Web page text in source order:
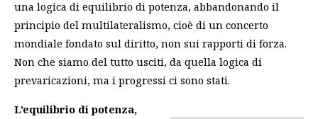
una logica di equilibrio di potenza, abbandonando il
principio del multilateralismo, cioè di un concerto
mondiale fondato sul diritto, non sui rapporti di forza.
Non che siamo del tutto usciti, da quella logica di
prevaricazioni, ma i progressi ci sono stati.
L’equilibrio di potenza,